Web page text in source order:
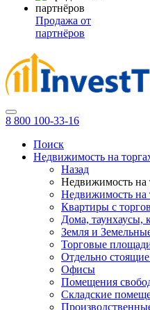
Продажа от
партнёров
8 800 100-33-16
Поиск
Недвижимость на
Назад
Недвижимость на
Недвижимость на
Квартиры с торгов
Дома, таунхаусы,
Земля и
Торговые
Отдельно
Офисы
Помещения
Складские